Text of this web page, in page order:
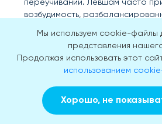
переучивании. Левшам часто
возбудимость,
соответствия стандартам
испытанием, что приводит к
Еще одним отрицательным фактором
увеличивается, если родители –
ограничений, авторитарного стиля
Мы используем cookie-файлы
представления
Продолжая использовать этот
использованием
Хорошо, не
Заказать звонок